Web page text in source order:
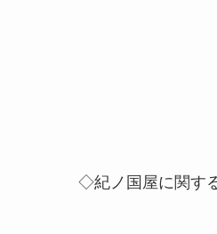
◇紀ノ国屋に関す